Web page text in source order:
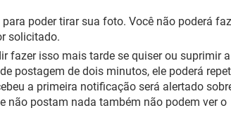
poder tirar sua foto. Você não poderá
solicitado.
fazer isso mais tarde se quiser ou suprimir a
postagem de dois minutos, ele poderá
a primeira notificação será alertado
não postam nada também não podem ver o